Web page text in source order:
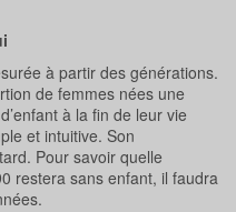
à partir des générations.
de femmes nées une
à la fin de leur vie
et intuitive. Son
Pour savoir quelle
restera sans enfant, il faudra